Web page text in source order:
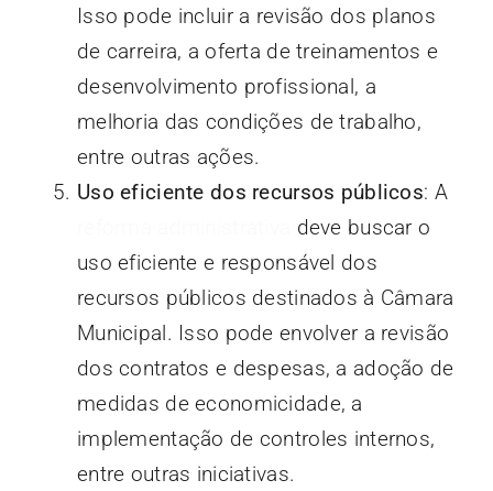
Isso pode incluir a revisão dos planos
de carreira, a oferta de treinamentos e
desenvolvimento profissional, a
melhoria das condições de trabalho,
entre outras ações.
Uso eficiente dos recursos públicos: A
deve buscar o
uso eficiente e responsável dos
recursos públicos destinados à Câmara
Municipal. Isso pode envolver a revisão
dos contratos e despesas, a adoção de
medidas de economicidade, a
implementação de controles internos,
entre outras iniciativas.